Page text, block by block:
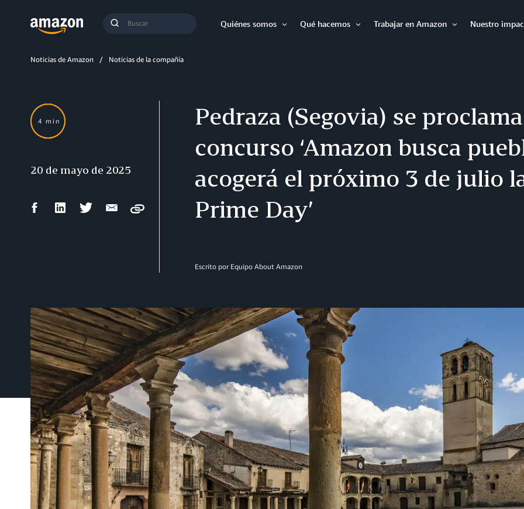
Enviar
Quiénes somos
Qué hacemos
Trabajar en Amazon
Nuestro
Noticias de Amazon Noticias de la compañía
Pedraza (Segovia) se
concurso ‘Amazon busca
acogerá el próximo 3 de julio
Prime Day’
Escrito por Equipo About Amazon
4 min
20 de mayo de 2025
CompartirCompartirCompartirCompartir
Copy